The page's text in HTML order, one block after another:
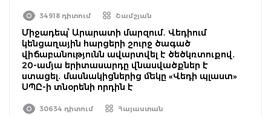
34918 դիտում Շամշյան
Միջադեպ՝ Արարատի մարզում․ Վեդիում
կենցաղային հարցերի շուրջ ծագած
վիճաբանությունն ավարտվել է ծեծկռտուքով․
20-ամյա երիտասարդը վնասվածքներ է
ստացել․ մասնակիցներից մեկը «Վեդի պլաստ»
ՍՊԸ-ի տնօրենի որդին է
30634 դիտում Հայաստան